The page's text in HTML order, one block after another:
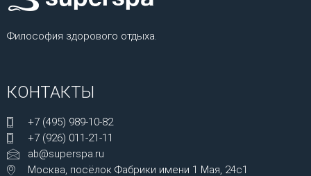
Философия здорового отдыха.
КОНТАКТЫ
+7 (495) 989-10-82
+7 (926) 011-21-11
ab@superspa.ru
Москва, посёлок Фабрики имени 1 Мая, 24с1